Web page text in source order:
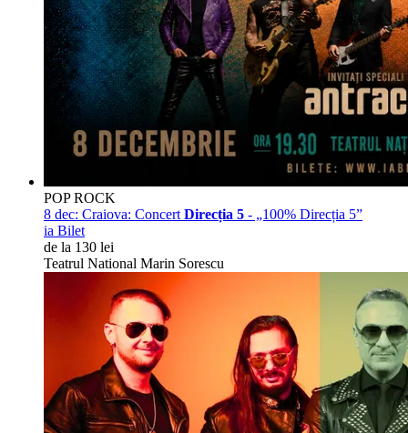
POP ROCK
8 dec: Craiova: Concert Direcția 5 - „100% Direcția 5”
ia Bilet
de la 130 lei
Teatrul National Marin Sorescu